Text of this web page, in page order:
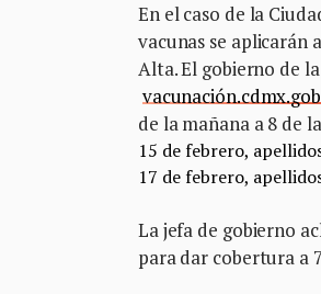
En el caso de la
vacunas se aplicarán
Alta. El gobierno de
de la mañana a 8 de
15 de febrero,
17 de febrero,
La jefa de gobierno
para dar cobertura a